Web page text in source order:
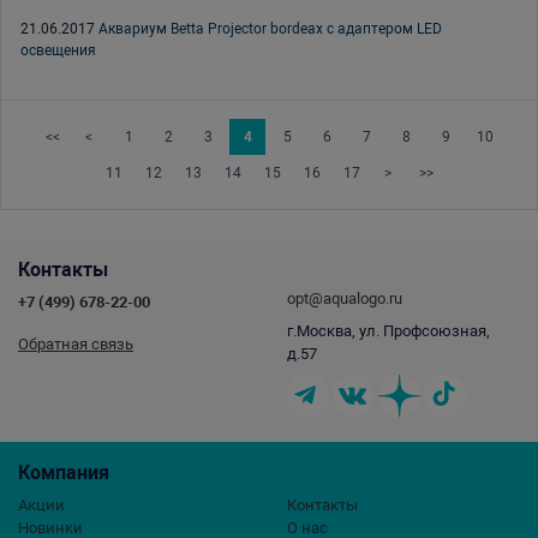
21.06.2017 Аквариум Betta Projector bordeax с адаптером LED
освещения
<< < 1 2 3 4 5 6 7 8 9 10
11 12 13 14 15 16 17 > >>
Компания
Акции
Новинки
Контакты
О нас
Контакты
+7 (499) 678-22-00
Обратная связь
opt@aqualogo.ru
г.Москва, ул. Профсоюзная,
д.57